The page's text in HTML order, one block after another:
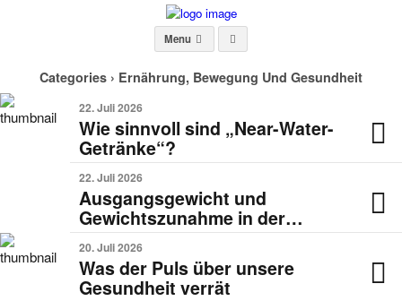
Menu
Categories › Ernährung, Bewegung Und Gesundheit
22. Juli 2026
Wie sinnvoll sind „Near-Water-
Getränke“?
22. Juli 2026
Ausgangsgewicht und
Gewichtszunahme in der
Schwangerschaft
20. Juli 2026
Was der Puls über unsere
Gesundheit verrät